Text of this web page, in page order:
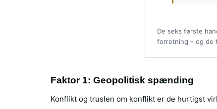
De seks første
forretning – og de
Faktor 1: Geopolitisk spænding
Konflikt og truslen om konflikt er de hurtigst